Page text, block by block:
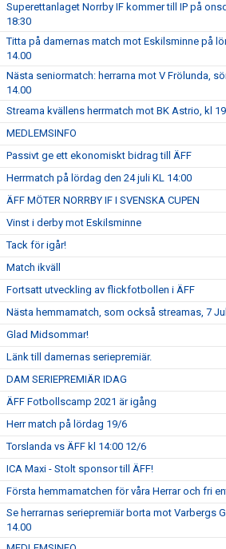
Superettanlaget Norrby IF kommer till IP på
18:30
Titta på damernas match mot Eskilsminne på
14.00
Nästa seniormatch: herrarna mot V Frölunda,
14.00
Streama kvällens herrmatch mot BK Astrio, kl
MEDLEMSINFO
Passivt ge ett ekonomiskt bidrag till ÄFF
Herrmatch på lördag den 24 juli KL 14:00
ÄFF MÖTER NORRBY IF I SVENSKA CUPEN
Vinst i derby mot Eskilsminne
Tack för igår!
Match ikväll
Fortsatt utveckling av flickfotbollen i ÄFF
Nästa hemmamatch, som också streamas, 7
Glad Midsommar!
Länk till damernas seriepremiär.
DAM SERIEPREMIÄR IDAG
ÄFF Fotbollscamp 2021 är igång
Herr match på lördag 19/6
Torslanda vs ÄFF kl 14:00 12/6
ICA Maxi - Stolt sponsor till ÄFF!
Första hemmamatchen för våra Herrar och fri
Se herrarnas seriepremiär borta mot Varbergs
14.00